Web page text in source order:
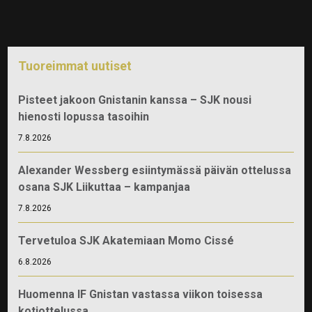
Tuoreimmat uutiset
Pisteet jakoon Gnistanin kanssa – SJK nousi
hienosti lopussa tasoihin
7.8.2026
Alexander Wessberg esiintymässä päivän ottelussa
osana SJK Liikuttaa – kampanjaa
7.8.2026
Tervetuloa SJK Akatemiaan Momo Cissé
6.8.2026
Huomenna IF Gnistan vastassa viikon toisessa